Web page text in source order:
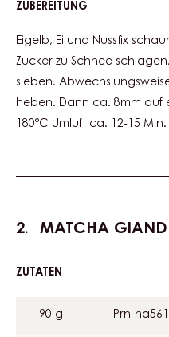
ZUBEREITUNG
Eigelb, Ei und Nussfix
Zucker zu Schnee
sieben.
heben. Dann ca. 8mm auf
180°C Umluft ca. 12-15
MATCHA
ZUTATEN
90 g
Prn-